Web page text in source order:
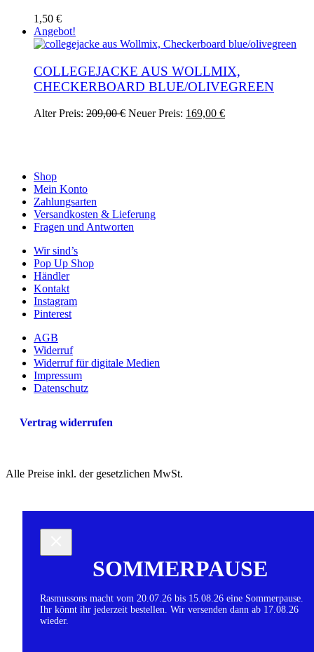
auf
Produktseite
gewählt
1,50 €Dieses
Produkt
weist
Varianten
auf.
Die
können
Angebot!
COLLEGEJACKE AUS WOLLMIX,
CHECKERBOARD BLUE/OLIVEGREEN
Alter Preis: 209,00€ Ursprünglicher
Neuer Preis: 169,00 €Aktueller
Dieses
Shop
Mein Konto
Zahlungsarten
Versandkosten & Lieferung
Fragen und Antworten
Wir sind’s
Pop Up Shop
Händler
Kontakt
Instagram
Pinterest
AGB
Widerruf
Widerruf für digitale Medien
Impressum
Datenschutz
Vertrag widerrufen
Alle Preise inkl. der gesetzlichen MwSt.
SOMMERPAUSE
Rasmussons macht vom 20.07.26 bis 15.08.26 eine Sommerpause.
Ihr könnt ihr jederzeit bestellen. Wir versenden dann ab 17.08.26
wieder.